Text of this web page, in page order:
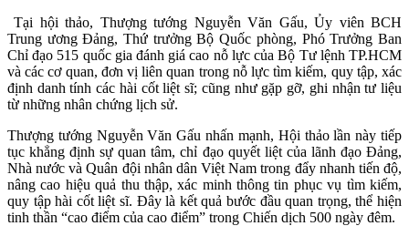
Tại hội thảo, Thượng tướng Nguyễn Văn Gấu, Ủy viên BCH
Trung ương Đảng, Thứ trưởng Bộ Quốc phòng, Phó Trưởng Ban
Chỉ đạo 515 quốc gia đánh giá cao nỗ lực của Bộ Tư lệnh TP.HCM
và các cơ quan, đơn vị liên quan trong nỗ lực tìm kiếm, quy tập, xác
định danh tính các hài cốt liệt sĩ; cũng như gặp gỡ, ghi nhận tư liệu
từ những nhân chứng lịch sử.
Thượng tướng Nguyễn Văn Gấu nhấn mạnh, Hội thảo lần này tiếp
tục khẳng định sự quan tâm, chỉ đạo quyết liệt của lãnh đạo Đảng,
Nhà nước và Quân đội nhân dân Việt Nam trong đẩy nhanh tiến độ,
nâng cao hiệu quả thu thập, xác minh thông tin phục vụ tìm kiếm,
quy tập hài cốt liệt sĩ. Đây là kết quả bước đầu quan trọng, thể hiện
tinh thần “cao điểm của cao điểm” trong Chiến dịch 500 ngày đêm.